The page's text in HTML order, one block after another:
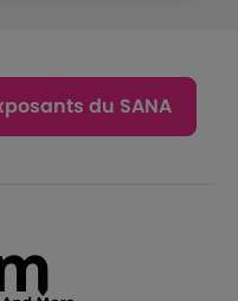
du SANA